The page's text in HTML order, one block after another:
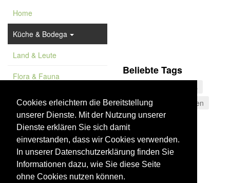
Cookies erleichtern die Bereitstellung
unserer Dienste. Mit der Nutzung unserer
Dienste erklären Sie sich damit
einverstanden, dass wir Cookies verwenden.
In unserer Datenschutzerklärung finden Sie
Informationen dazu, wie Sie diese Seite
ohne Cookies nutzen können.
Home
Küche & Bodega
Land & Leute
Flora & Fauna
Feature
Vademekum
Beliebte Tags
Dies & Das
Museum
Konserven
Costa Tropical
Aussichtspunkt
Costa de la Luz
Sierras Subbéticas